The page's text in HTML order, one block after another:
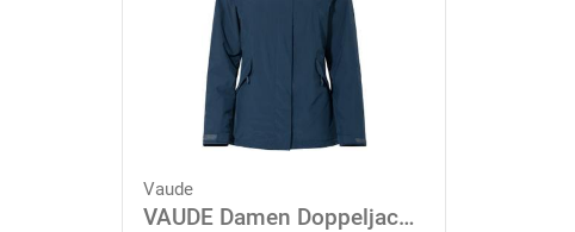
Vaude
VAUDE Damen Doppeljacke Wo Rosemoor 3in1 Jacket II 40 in Blau